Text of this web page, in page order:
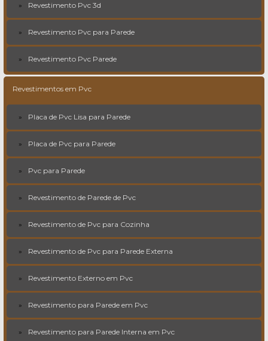
Revestimento Pvc 3d
Revestimento Pvc para Parede
Revestimento Pvc Parede
Revestimentos em Pvc
Placa de Pvc Lisa para Parede
Placa de Pvc para Parede
Pvc para Parede
Revestimento de Parede de Pvc
Revestimento de Pvc para Cozinha
Revestimento de Pvc para Parede Externa
Revestimento Externo em Pvc
Revestimento para Parede em Pvc
Revestimento para Parede Interna em Pvc